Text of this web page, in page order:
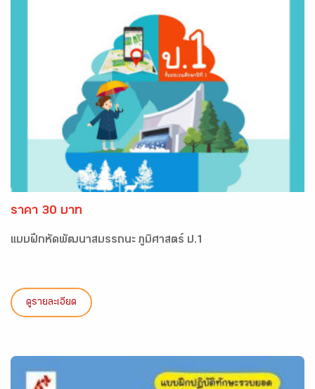
ราคา 30 บาท
แบบฝึกหัดพัฒนาสมรรถนะ ภูมิศาสตร์ ป.1
ดูรายละเอียด